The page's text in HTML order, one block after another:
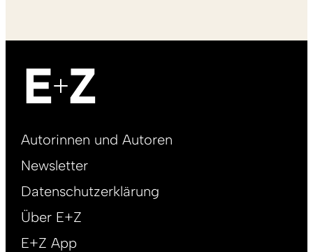
Footer
DE
Autorinnen und Autoren
Newsletter
Datenschutzerklärung
Über E+Z
E+Z App